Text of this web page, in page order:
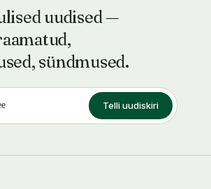
uudised —
sündmused.
Telli uudiskiri